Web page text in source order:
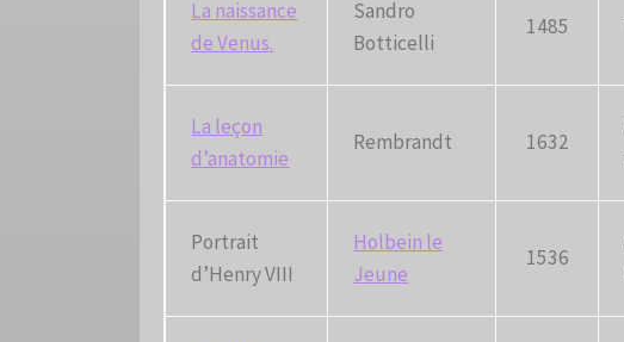
La naissance
de Venus.
Sandro
Botticelli
1485
La leçon
d’anatomie
Rembrandt 1632
Portrait
d’Henry VIII
Holbein le
Jeune
1536